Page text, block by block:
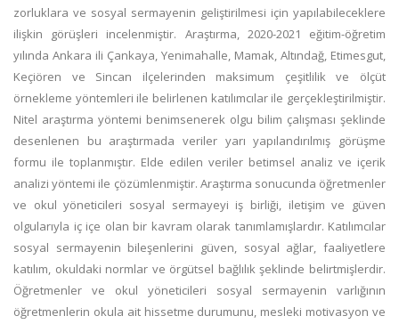
zorluklara ve sosyal sermayenin geliştirilmesi için yapılabileceklere
ilişkin görüşleri incelenmiştir. Araştırma, 2020-2021 eğitim-öğretim
yılında Ankara ili Çankaya, Yenimahalle, Mamak, Altındağ, Etimesgut,
Keçiören ve Sincan ilçelerinden maksimum çeşitlilik ve ölçüt
örnekleme yöntemleri ile belirlenen katılımcılar ile gerçekleştirilmiştir.
Nitel araştırma yöntemi benimsenerek olgu bilim çalışması şeklinde
desenlenen bu araştırmada veriler yarı yapılandırılmış görüşme
formu ile toplanmıştır. Elde edilen veriler betimsel analiz ve içerik
analizi yöntemi ile çözümlenmiştir. Araştırma sonucunda öğretmenler
ve okul yöneticileri sosyal sermayeyi iş birliği, iletişim ve güven
olgularıyla iç içe olan bir kavram olarak tanımlamışlardır. Katılımcılar
sosyal sermayenin bileşenlerini güven, sosyal ağlar, faaliyetlere
katılım, okuldaki normlar ve örgütsel bağlılık şeklinde belirtmişlerdir.
Öğretmenler ve okul yöneticileri sosyal sermayenin varlığının
öğretmenlerin okula ait hissetme durumunu, mesleki motivasyon ve